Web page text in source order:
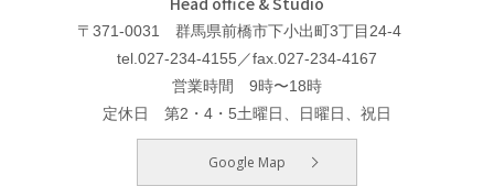
〒371-0031 群馬県前橋市下小出町3丁目24-4
tel.027-234-4155／fax.027-234-4167
営業時間 9時〜18時
定休日 第2・4・5土曜日、日曜日、祝日
Google Map